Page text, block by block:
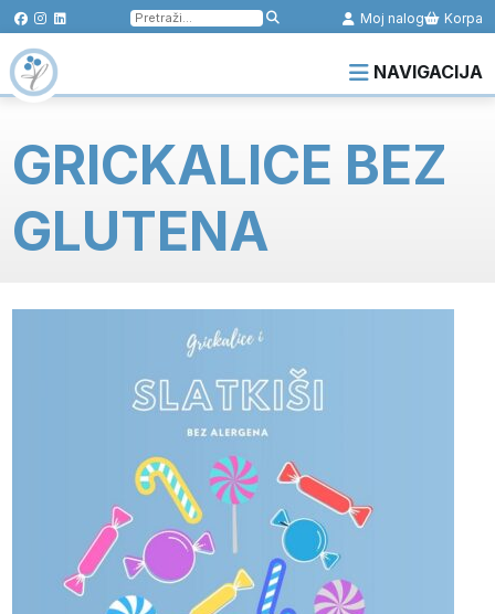
Pretraga
za:
Moj nalog Korpa
NAVIGACIJA
GRICKALICE BEZ
GLUTENA